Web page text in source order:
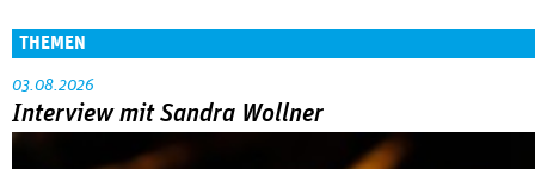
THEMEN
03.08.2026
Interview mit Sandra Wollner